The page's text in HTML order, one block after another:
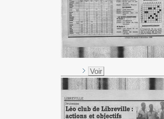
Voir